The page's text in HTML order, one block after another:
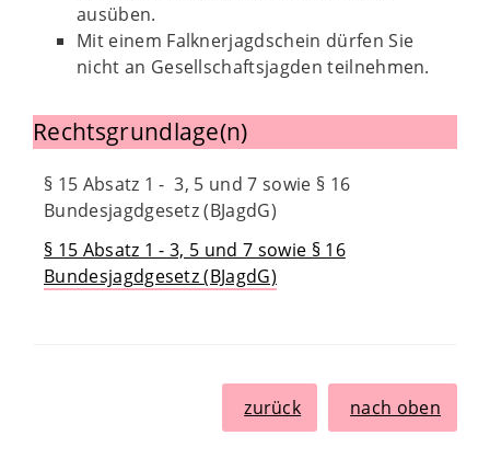
ausüben.
Mit einem Falknerjagdschein dürfen Sie
nicht an Gesellschaftsjagden teilnehmen.
Rechtsgrundlage(n)
§ 15 Absatz 1 - 3, 5 und 7 sowie § 16
Bundesjagdgesetz (BJagdG)
§ 15 Absatz 1 - 3, 5 und 7 sowie § 16
Bundesjagdgesetz (BJagdG)
zurück nach oben